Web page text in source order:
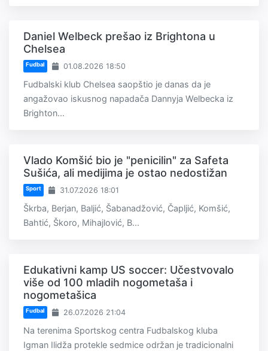
Daniel Welbeck prešao iz Brightona u
Chelsea
Fudbal 01.08.2026 18:50
Fudbalski klub Chelsea saopštio je danas da je
angažovao iskusnog napadača Dannyja Welbecka iz
Brighton...
Vlado Komšić bio je "penicilin" za Safeta
Sušića, ali medijima je ostao nedostižan
Sport 31.07.2026 18:01
Škrba, Berjan, Baljić, Šabanadžović, Čapljić, Komšić,
Bahtić, Škoro, Mihajlović, B...
Edukativni kamp US soccer: Učestvovalo
više od 100 mladih nogometaša i
nogometašica
Fudbal 26.07.2026 21:04
Na terenima Sportskog centra Fudbalskog kluba
Igman Ilidža protekle sedmice održan je tradicionalni